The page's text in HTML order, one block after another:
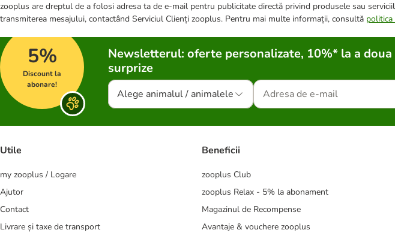
zooplus are dreptul de a folosi adresa ta de e-mail pentru publicitate directă privind produsele sau
transmiterea mesajului, contactând Serviciul Clienți zooplus. Pentru mai multe informații, consultă
5%
Discount la
abonare!
Newsletterul: oferte personalizate, 10%* la a
surprize
Alege animalul / animalele
Utile
my zooplus / Logare
Ajutor
Contact
Livrare și taxe de transport
Beneficii
zooplus Club
zooplus Relax - 5% la abonament
Magazinul de Recompense
Avantaje & vouchere zooplus